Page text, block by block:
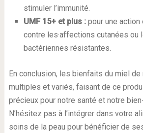
stimuler l’immunité.
UMF 15+ et plus :pour une action
contre les·affections cutanées ou
bactériennes résistantes.
En conclusion, les bienfaits du miel de
multiples et variés, faisant de ce
précieux pour notre santé et notre
N’hésitez pas à l’intégrer dans votre
soins de la peau pour bénéficier de